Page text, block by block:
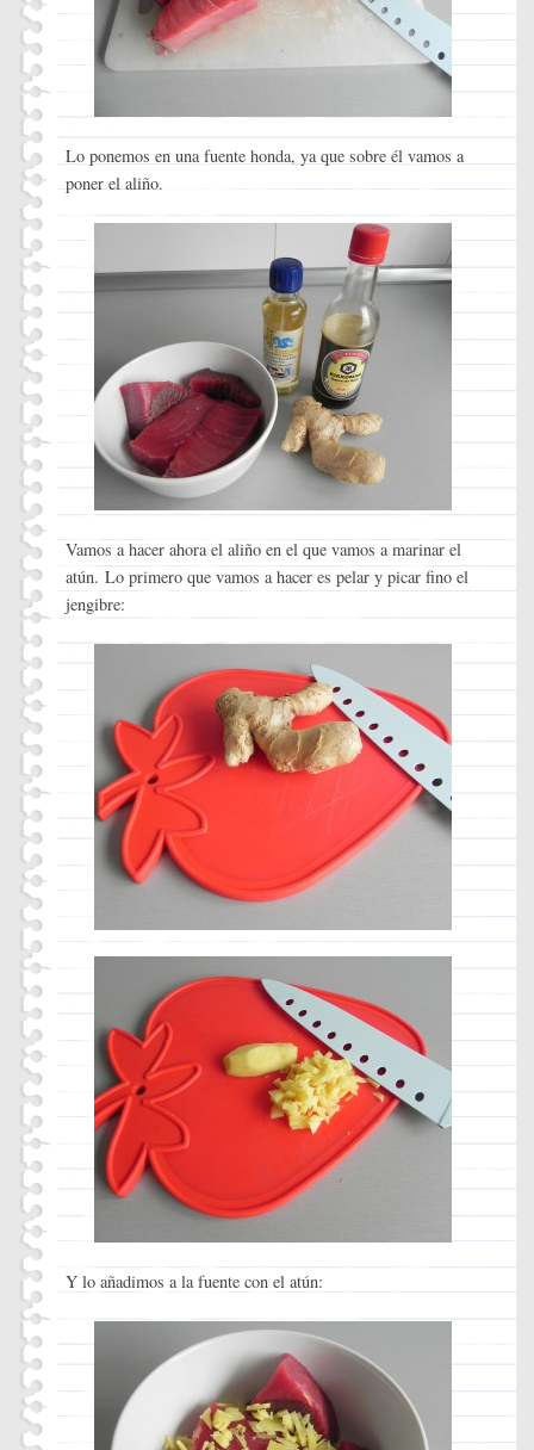
Lo ponemos en una fuente honda, ya que sobre él vamos a
poner el aliño.
Vamos a hacer ahora el aliño en el que vamos a marinar el
atún. Lo primero que vamos a hacer es pelar y picar fino el
jengibre:
Y lo añadimos a la fuente con el atún: